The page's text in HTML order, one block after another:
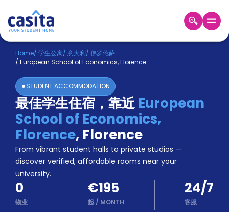
Home ZH EUR
登
入
Booking
Accommodation
About
us
Blog
Refer
And
Earn
Become
A
Partner
Help
Home/ 学生公寓/ 意大利/ 佛罗伦萨
/ European School of Economics, Florence
STUDENT ACCOMMODATION
最佳学生住宿，靠近European
School of Economics,
Florence, Florence
From vibrant student halls to private studios —
discover verified, affordable rooms near your
university.
0
物业
€195
起 / MONTH
24/7
客服